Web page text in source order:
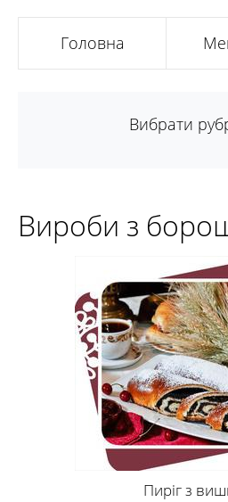
Головна
Вибрати
Вироби з
Пиріг з